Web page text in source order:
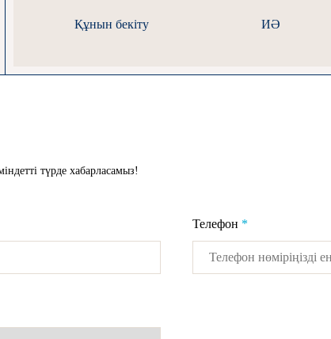
Құнын бекіту ИӘ
түрде хабарласамыз!
Телефон *